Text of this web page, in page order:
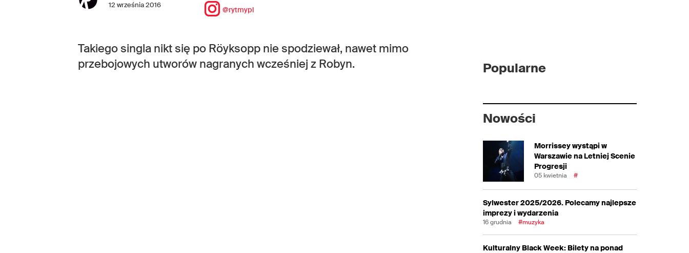
12 września 2016
@rytmypl
Takiego singla nikt się po Röyksopp nie spodziewał, nawet mimo
przebojowych utworów nagranych wcześniej z Robyn.
Popularne
Nowości
Morrissey wystąpi w
Warszawie na Letniej Scenie
Progresji
05 kwietnia #
Sylwester 2025/2026. Polecamy najlepsze
imprezy i wydarzenia
16 grudnia #muzyka
Kulturalny Black Week: Bilety na ponad